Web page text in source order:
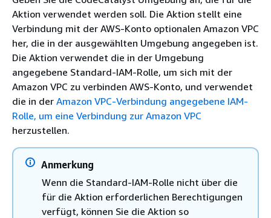
Aktion verwendet werden soll. Die Aktion stellt eine
Verbindung mit der AWS-Konto optionalen Amazon VPC
her, die in der ausgewählten Umgebung angegeben ist.
Die Aktion verwendet die in der Umgebung
angegebene Standard-IAM-Rolle, um sich mit der
Amazon VPC zu verbinden AWS-Konto, und verwendet
die in der Amazon VPC-Verbindung angegebene IAM-
Rolle, um eine Verbindung zur Amazon VPC
herzustellen.
Anmerkung
Wenn die Standard-IAM-Rolle nicht über die
für die Aktion erforderlichen Berechtigungen
verfügt, können Sie die Aktion so